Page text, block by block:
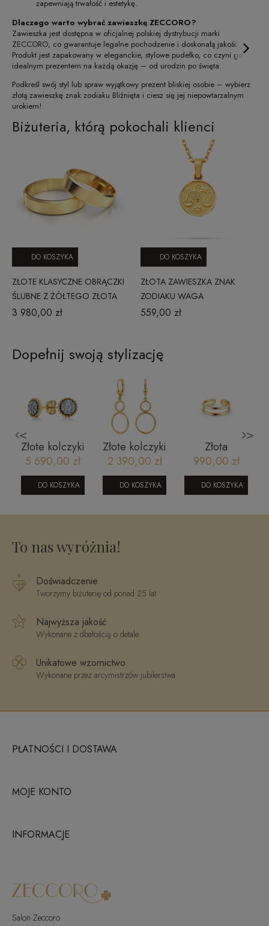
zapewniają trwałość i estetykę.
Dlaczego warto wybrać zawieszkę ZECCORO?
Zawieszka jest dostępna w oficjalnej polskiej dystrybucji marki
ZECCORO, co gwarantuje legalne pochodzenie i doskonałą jakość.
Produkt jest zapakowany w eleganckie, stylowe pudełko, co czyni go
idealnym prezentem na każdą okazję – od urodzin po święta.
Podkreśl swój styl lub spraw wyjątkowy prezent bliskiej osobie – wybierz
złotą zawieszkę znak zodiaku Bliźnięta i ciesz się jej niepowtarzalnym
urokiem!
Biżuteria, którą pokochali klienci
ZŁOTE KLASYCZNE OBRĄCZKI
ŚLUBNE Z ŻÓŁTEGO ZŁOTA
PR. 333 FAZOWANE 5 MM
3 980,00 zł
DO KOSZYKA
ZŁOTA ZAWIESZKA ZNAK
ZODIAKU WAGA
559,00 zł
DO KOSZYKA
Dopełnij swoją stylizację
<
Złote kolczyki
z diamentami
CE3113Y
5 690,00 zł
DO KOSZYKA
Złote kolczyki
wiszące
1604202428
2 390,00 zł
DO KOSZYKA
Złota
nausznica
1202202415
990,00 zł
DO KOSZYKA
>
To nas wyróżnia!
Doświadczenie
Tworzymy biżuterię od ponad 25 lat
Najwyższa jakość
Wykonane z dbałością o detale
Unikatowe wzornictwo
Wykonane przez arcymistrzów jubilerstwa
PŁATNOŚCI I DOSTAWA
MOJE KONTO
INFORMACJE
Salon Zeccoro